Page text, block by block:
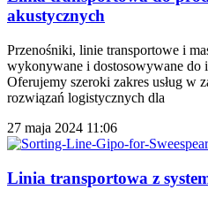
akustycznych
Przenośniki, linie transportowe i
wykonywane i dostosowywane do
Oferujemy szeroki zakres usług w
rozwiązań logistycznych dla
27 maja 2024 11:06
Linia transportowa z